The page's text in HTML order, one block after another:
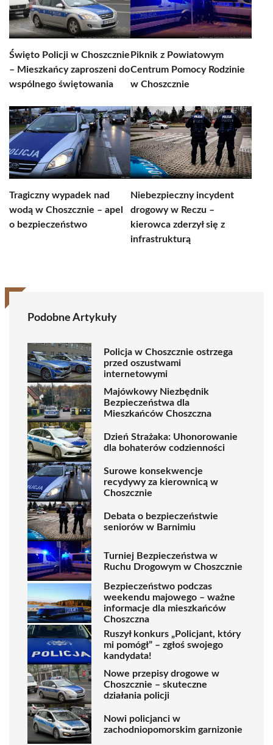
Święto Policji w Choszcznie
– Mieszkańcy zaproszeni do
wspólnego świętowania
Piknik z Powiatowym
Centrum Pomocy Rodzinie
w Choszcznie
Tragiczny wypadek nad
wodą w Choszcznie – apel
o bezpieczeństwo
Niebezpieczny incydent
drogowy w Reczu –
kierowca zderzył się z
infrastrukturą
Podobne Artykuły
Policja w Choszcznie ostrzega
przed oszustwami
internetowymi
Majówkowy Niezbędnik
Bezpieczeństwa dla
Mieszkańców Choszczna
Dzień Strażaka: Uhonorowanie
dla bohaterów codzienności
Surowe konsekwencje
recydywy za kierownicą w
Choszcznie
Debata o bezpieczeństwie
seniorów w Barnimiu
Turniej Bezpieczeństwa w
Ruchu Drogowym w Choszcznie
Bezpieczeństwo podczas
weekendu majowego – ważne
informacje dla mieszkańców
Choszczna
Ruszył konkurs „Policjant, który
mi pomógł” – zgłoś swojego
kandydata!
Nowe przepisy drogowe w
Choszcznie – skuteczne
działania policji
Nowi policjanci w
zachodniopomorskim garnizonie